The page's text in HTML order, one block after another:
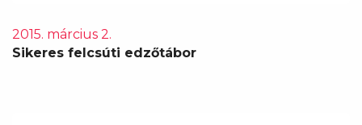
2015. március 2.
Sikeres felcsúti edzőtábor